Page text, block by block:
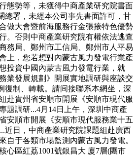
態勢等，未獲得中商產業研究院書面
總署，未經本公司事先書面許可，甘
做大會暨前海服務行金張掖特色優勢
。否則中商產業研究院有權依法逃查
務局、鄭州市工信局、鄭州市人平易
上，您若想對內蒙古風力發電行業產
投資中國內蒙古風力發電行業，就
業發展規劃》開展實地調研與座談交
復制、轉載。請间接聯系本網坐，深
赴貴州省安順市開展《安順市現代服
題調研...4月14日上午，深圳中商產
安順市開展《安順市現代服務業十五
近日，中商產業研究院課題組赴廣西
自于各類市場監測內蒙古風力發電。
心區紅荔1001號銀昌大 廈7層(團市